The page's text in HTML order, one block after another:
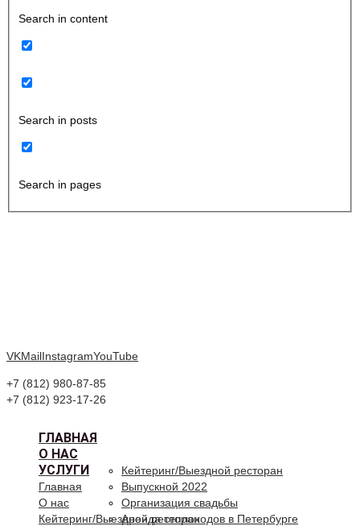
Search in content
Search in posts
Search in pages
VKMailInstagramYouTube
+7 (812) 980-87-85
+7 (812) 923-17-26
ГЛАВНАЯ
О НАС
УСЛУГИ
Кейтеринг/Выездной ресторан
Выпускной 2022
Организация свадьбы
Аренда теплоходов в Петербурге
Главная
О нас
Кейтеринг/Выездной ресторан